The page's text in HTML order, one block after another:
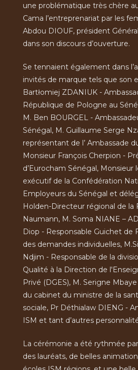
une problématique très chère
Cama l’entreprenariat par les
Abdou DIOUF, président
dans son discours d’ouverture.
Se tennaient également dans
invités de marque tels que son
Bartłomiej ZDANIUK -
République de Pologne au
M. Ben BOURGEL -
Sénégal, M. Guillaume Serge
représentant de l’ Ambassade
Monsieur François Cherpion -
d’Eurocham Sénégal, Monsieur
exécutif de la Confédération
Employeurs du Sénégal et
Holden-Directeur régional de la
Naumann, M. Soma NIANE –
Diop - Responsable Guichet de
des demandes individuelles,
Ndjim - Responsable de la
Qualité à la Direction de
Privé (DGES), M. Serigne
du cabinet du ministre de la
sociale, Pr Déthialaw DIENG -
ISM et tant d’autres
La cérémonie a été rythmée
des lauréats, de belles